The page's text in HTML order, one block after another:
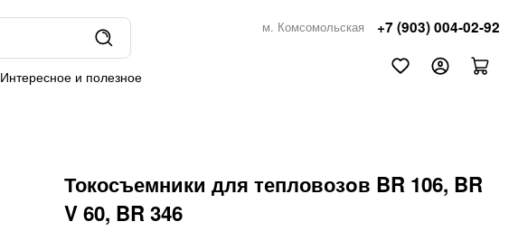
Интересное и полезное
м. Комсомольская +7 (903) 004-02-92
Токосъемники для тепловозoв BR 106, BR
V 60, BR 346